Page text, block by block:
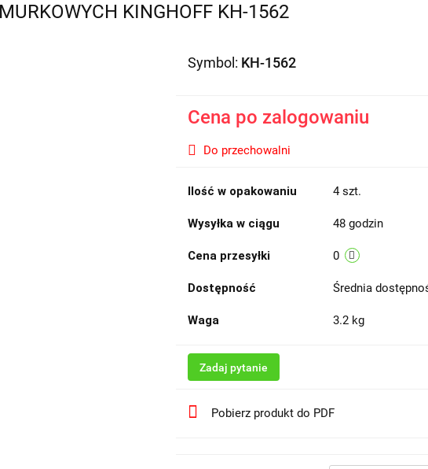
KINGHOFF KH-1562
Symbol: KH-1562
Cena po zalogowaniu
Do przechowalni
Ilość w opakowaniu 4 szt.
Wysyłka w ciągu 48 godzin
Cena przesyłki 0
Dostępność Średnia
Waga 3.2 kg
Zadaj pytanie
Pobierz produkt do PDF